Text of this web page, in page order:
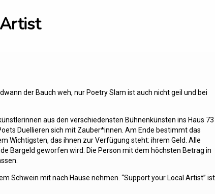
der Bauch weh, nur Poetry Slam ist auch nicht geil und bei
aus den verschiedensten Bühnenkünsten ins Haus 73
Duellieren sich mit Zauber*innen. Am Ende bestimmt das
Wichtigsten, das ihnen zur Verfügung steht: ihrem Geld. Alle
Bargeld geworfen wird. Die Person mit dem höchsten Betrag in
Schwein mit nach Hause nehmen. “Support your Local Artist” ist